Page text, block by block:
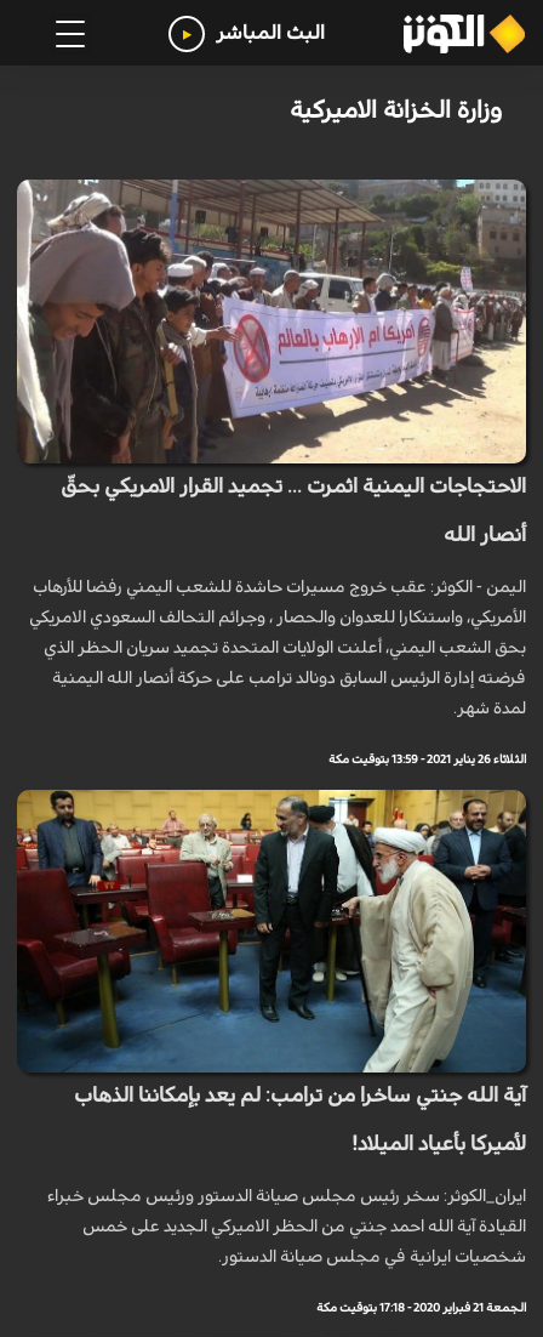
البث المباشر
وزارة الخزانة الاميركية
الاحتجاجات اليمنية اثمرت ... تجميد القرار الامريكي بحقّ
أنصار الله
اليمن - الكوثر: عقب خروج مسيرات حاشدة للشعب اليمني رفضا للأرهاب
الأمريكي، واستنكارا للعدوان والحصار ، وجرائم التحالف السعودي الامريكي
بحق الشعب اليمني، أعلنت الولايات المتحدة تجميد سريان الحظر الذي
فرضته إدارة الرئيس السابق دونالد ترامب على حركة أنصار الله اليمنية
لمدة شهر.
الثلاثاء 26 يناير 2021 - 13:59 بتوقيت مكة
آية الله جنتي ساخرا من ترامب: لم يعد بإمكاننا الذهاب
لأميركا بأعياد الميلاد!
ايران_الكوثر: سخر رئيس مجلس صيانة الدستور ورئيس مجلس خبراء
القيادة آية الله احمد جنتي من الحظر الاميركي الجديد على خمس
شخصيات ايرانية في مجلس صيانة الدستور.
الجمعة 21 فبراير 2020 - 17:18 بتوقيت مكة